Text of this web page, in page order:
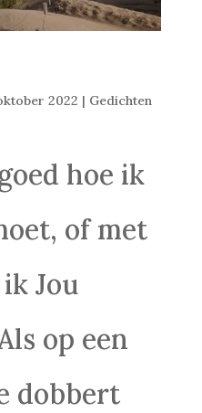
2022 | Gedichten
hoe ik
of met
Jou
op een
dobbert